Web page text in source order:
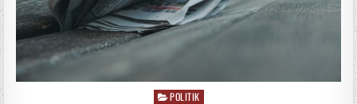
Posted
POLITIK